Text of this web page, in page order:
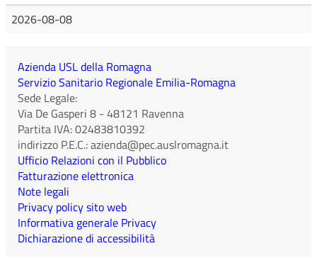
2026-08-08
Azienda USL della Romagna
Servizio Sanitario Regionale Emilia-Romagna
Sede Legale:
Via De Gasperi 8 - 48121 Ravenna
Partita IVA:02483810392
indirizzo P.E.C.:azienda@pec.auslromagna.it
Ufficio Relazioni con il Pubblico
Fatturazione elettronica
Note legali
Privacy policy sito web
Informativa generale Privacy
Dichiarazione di accessibilità